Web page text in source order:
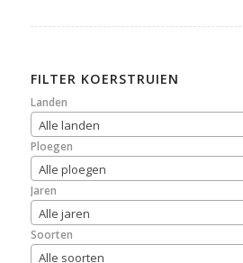
FILTER KOERSTRUIEN
Landen
Alle landen
Ploegen
Alle ploegen
Jaren
Alle jaren
Soorten
Alle soorten